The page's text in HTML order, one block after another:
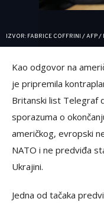
IZVOR: FABRICE COFFRINI / AFP /
Kao odgovor na
je pripremila
Britanski list Telegraf
sporazuma o
američkog, evropski
NATO i ne predviđa
Ukrajini.
Jedna od tačaka